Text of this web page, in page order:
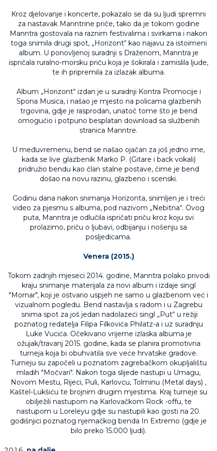
Kroz djelovanje i koncerte, pokazalo se da su ljudi spremni
za nastavak Manntrine priče, tako da je tokom godine
Manntra gostovala na raznim festivalima i svirkama i nakon
toga snimila drugi spot, „Horizont“ kao najavu za istoimeni
album. U ponovljenoj suradnji s Draženom, Manntra je
ispričala ruralno-morsku priču koja je šokirala i zamislila ljude,
te ih pripremila za izlazak albuma.
Album „Horizont“ izdan je u suradnji Kontra Promocije i
Spona Musica, i našao je mjesto na policama glazbenih
trgovina, gdje je rasprodan, unatoč tome što je bend
omogućio i potpuno besplatan download sa službenih
stranica Manntre.
U međuvremenu, bend se našao ojačan za još jedno ime,
kada se live glazbenik Marko P. (Gitare i back vokali)
pridružio bendu kao član stalne postave, čime je bend
došao na novu razinu, glazbeno i scenski.
Godinu dana nakon snimanja Horizonta, snimljen je i treći
video za pjesmu s albuma, pod nazivom „Nebitna“. Ovog
puta, Manntra je odlučila ispričati priču kroz koju svi
prolazimo, priču o ljubavi, odbijanju i nošenju sa
posljedicama.
Venera (2015.)
Tokom zadnjih mjeseci 2014. godine, Manntra polako privodi
kraju snimanje materijala za novi album i izdaje singl
"Mornar", koji je ostvario uspjeh ne samo u glazbenom već i
vizualnom pogledu. Bend nastavlja s radom i u Zagrebu
snima spot za još jedan nadolazeći singl „Put“ u režiji
poznatog redatelja Filipa Filkovića Philatz-a i uz suradnju
Luke Vucića. Očekivano vrijeme izlaska albuma je
ožujak/travanj 2015. godine, kada se planira promotivna
turneja koja bi obuhvatila sve veće hrvatske gradove.
Turneju su započeli u poznatom zagrebačkom okupljalištu
mladih "Močvari". Nakon toga slijede nastupi u Umagu,
Novom Mestu, Rijeci, Puli, Karlovcu, Tolminu (Metal days) ,
Kaštel-Lukšiću te brojnim drugim mjestima. Kraj turneje su
obilježili nastupom na Karlovačkom Rock -offu, te
nastupom u Loreleyu gdje su nastupili kao gosti na 20.
godišnjici poznatog njemačkog benda In Extremo (gdje je
bilo preko 15.000 ljudi).